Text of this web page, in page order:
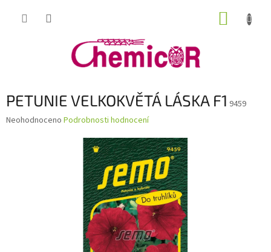
PETUNIE VELKOKVĚTÁ LÁSKA F1 9459
Průměrné
Neohodnoceno Podrobnosti hodnocení